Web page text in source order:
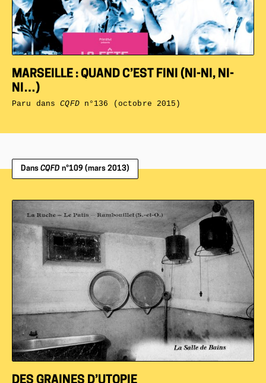
MARSEILLE : QUAND C’EST FINI (NI-NI, NI-
NI…)
Paru dansCQFDn°136 (octobre 2015)
Dans CQFD n°109 (mars 2013)
DES GRAINES D’UTOPIE